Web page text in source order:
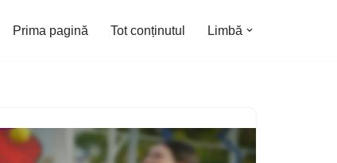
Prima pagină Tot conținutul Limbă